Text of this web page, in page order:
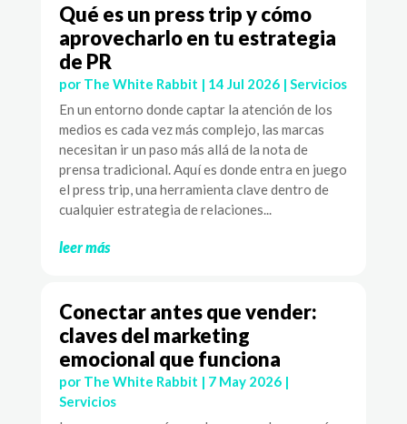
Qué es un press trip y cómo
aprovecharlo en tu estrategia
de PR
por The White Rabbit | 14 Jul 2026| Servicios
En un entorno donde captar la atención de los
medios es cada vez más complejo, las marcas
necesitan ir un paso más allá de la nota de
prensa tradicional. Aquí es donde entra en juego
el press trip, una herramienta clave dentro de
cualquier estrategia de relaciones...
leer más
Conectar antes que vender:
claves del marketing
emocional que funciona
por The White Rabbit | 7 May 2026|
Servicios